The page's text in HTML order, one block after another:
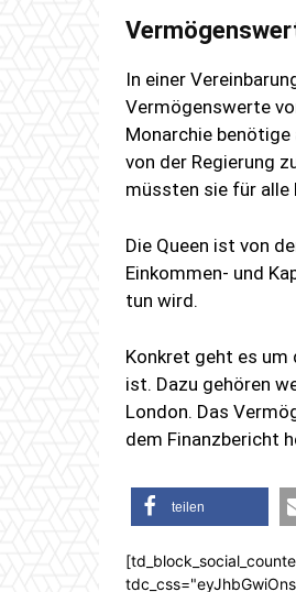
In einer
Vermögenswerte
Monarchie benötige
von der Regierung
müssten sie für alle
Die Queen ist von
Einkommen- und
tun wird.
Konkret geht es um
ist. Dazu gehören
London. Das
dem Finanzbericht
teilen